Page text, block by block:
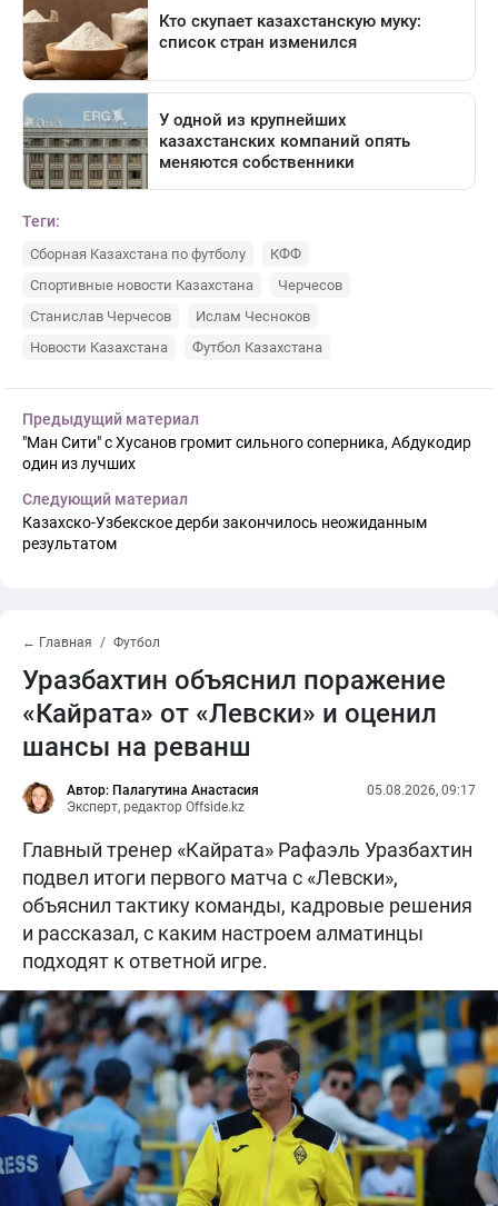
Теги:
Сборная Казахстана по футболу
КФФ
Спортивные новости Казахстана
Черчесов
Станислав Черчесов
Ислам Чесноков
Новости Казахстана
Футбол Казахстана
Предыдущий материал
"Ман Сити" с Хусанов громит сильного соперника, Абдукодир
один из лучших
Следующий материал
Казахско-Узбекское дерби закончилось неожиданным
результатом
← Главная Футбол
Уразбахтин объяснил поражение
«Кайрата» от «Левски» и оценил
шансы на реванш
Автор: Палагутина Анастасия
Эксперт, редактор Offside.kz
05.08.2026, 09:17
Главный тренер «Кайрата» Рафаэль Уразбахтин
подвел итоги первого матча с «Левски»,
объяснил тактику команды, кадровые решения
и рассказал, с каким настроем алматинцы
подходят к ответной игре.